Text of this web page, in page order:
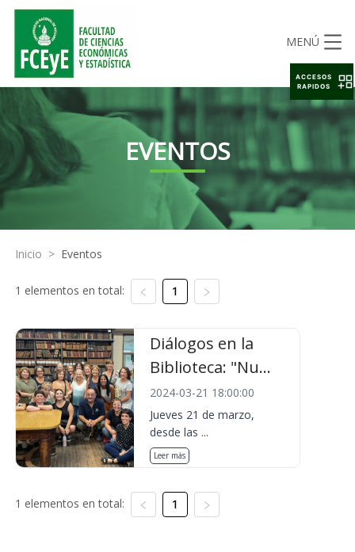
MENÚ
EVENTOS
Inicio > Eventos
1 elementos en total: 1
Diálogos en la
Biblioteca: "Nu...
2024-03-21 18:00:00
Jueves 21 de marzo,
desde las ...
Leer más
1 elementos en total: 1
ACCESOS
RAPIDOS